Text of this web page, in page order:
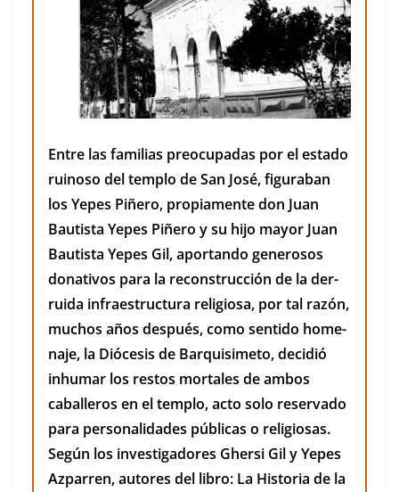
Entre las famil­ias pre­ocu­padas por el esta­do
ruinoso del tem­p­lo de San José, fig­ura­ban
los Yepes Piñero, propi­a­mente don Juan
Bautista Yepes Piñero y su hijo may­or Juan
Bautista Yepes Gil, apor­tan­do gen­erosos
dona­tivos para la recon­struc­ción de la der­
rui­da infraestruc­tura reli­giosa, por tal razón,
muchos años después, como sen­ti­do hom­e­
na­je, la Dióce­sis de Bar­quisime­to, decidió
inhu­mar los restos mor­tales de ambos
caballeros en el tem­p­lo, acto solo reser­va­do
para per­son­al­i­dades públi­cas o reli­giosas.
Según los inves­ti­gadores Gher­si Gil y Yepes
Azpar­ren, autores del libro: La His­to­ria de la